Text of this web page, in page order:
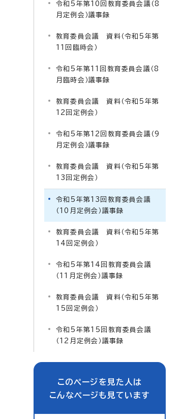
令和5年第10回教育委員会議（8
月定例会）議事録
教育委員会議 資料（令和5年第
11回臨時会）
令和5年第11回教育委員会議（8
月臨時会）議事録
教育委員会議 資料（令和5年第
12回定例会）
令和5年第12回教育委員会議（9
月定例会）議事録
教育委員会議 資料（令和5年第
13回定例会）
令和5年第13回教育委員会議
（10月定例会）議事録
教育委員会議 資料（令和5年第
14回定例会）
令和5年第14回教育委員会議
（11月定例会）議事録
教育委員会議 資料（令和5年第
15回定例会）
令和5年第15回教育委員会議
（12月定例会）議事録
このページを見た人は
こんなページも見ています